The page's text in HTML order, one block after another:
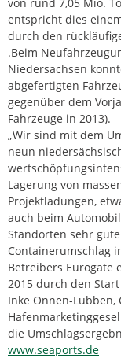
entspricht dies
durch den
.Beim
Niedersachsen
abgefertigten
gegenüber dem
Fahrzeuge in 2013).
„Wir sind mit dem
neun
Lagerung von
Projektladungen,
auch beim
Standorten sehr
Containerumschlag
Betreibers Eurogate
2015 durch den
Inke Onnen-
die
www.seaports.de